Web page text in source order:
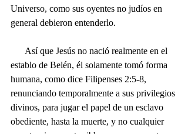
Universo, como sus oyentes no judíos en
general debieron entenderlo.
establo de Belén, él solamente tomó forma
humana, como dice Filipenses 2:5-8,
renunciando temporalmente a sus privilegios
divinos, para jugar el papel de un esclavo
obediente, hasta la muerte, y no cualquier